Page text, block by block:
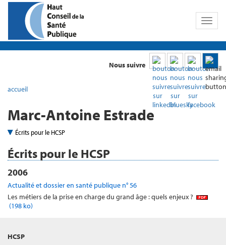
Toggle
Nous suivre
accueil
Marc-Antoine Estrade
Écrits pour le HCSP
Écrits pour le HCSP
2006
Actualité et dossier en santé publique n° 56
Les métiers de la prise en charge du grand âge : quels enjeux ?
(198 ko)
HCSP